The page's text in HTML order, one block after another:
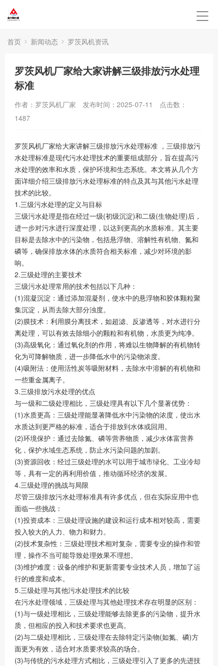
首页 新闻动态 罗茨风机资讯
罗茨风机厂家给大家讲解三级排放污水处理
标准
作者：罗茨风机厂家 发布时间：2025-07-11
点击数：
1487
罗茨风机厂家给大家讲解三级排放污水处理标准 ，三级排放污
水处理标准是现代污水处理技术的重要组成部分，旨在提高污
水处理的效率和水质，保护环境和生态系统。本文将从几个方
面详细介绍三级排放污水处理标准的特点及其与其他污水处理
技术的比较。
1.三级污水处理的定义与目标
三级污水处理是指在经过一级(初级沉淀)和二级(生物处理)后，
进一步对污水进行深度处理，以达到更高的水质标准。其主要
目标是去除水中的污染物，包括悬浮物、溶解性有机物、氮和
磷等，确保排放水体的水质符合相关标准，减少对环境的影
响。
2.三级处理的主要技术
三级污水处理常用的技术包括以下几种：
(1)混凝沉淀：通过添加混凝剂，使水中的悬浮物和胶体颗粒聚
集沉淀，从而去除大部分浊度。
(2)膜技术：利用膜分离技术，如超滤、反渗透等，对水进行分
离处理，可以有效去除细小的颗粒和有机物，水质更为纯净。
(3)高级氧化：通过氧化剂的作用，将难以生物降解的有机物转
化为可降解物质，进一步降低水中的污染物浓度。
(4)吸附法：使用活性炭等吸附材料，去除水中溶解的有机物和
一些重金属离子。
3.三级排放污水处理的优点
与一级和二级处理相比，三级处理具有以下几个显著优势：
(1)水质更高：三级处理能显著降低水中污染物的浓度，使出水
水质达到更严格的标准，适合于排放到水体或回用。
(2)环境保护：通过去除氮、磷等营养物质，减少水体富营养
化，保护水域生态系统，防止水污染问题的加剧。
(3)资源回收：经过三级处理的水可以用于城市绿化、工业冷却
等，具有一定的再利用价值，推动循环经济的发展。
4.三级处理的挑战与局限
尽管三级排放污水处理标准具有许多优点，但在实际应用中也
面临一些挑战：
(1)投资成本：三级处理设施的建设和运行成本相对较高，需要
投入较大的人力、物力和财力。
(2)技术复杂性：三级处理技术相对复杂，需要专业的操作和管
理，操作不当可能导致处理效果不理想。
(3)维护难度：设备的维护和更新需要专业技术人员，增加了运
行的难度和成本。
5.三级处理与其他污水处理技术的比较
在污水处理领域，三级处理与其他处理技术存在明显的区别：
(1)与一级处理相比，三级处理能够去除更多的污染物，提升水
质，但相应的投入和技术要求也更高。
(2)与二级处理相比，三级处理在去除特定污染物(如氮、磷)方
面更为有效，适合对水质要求较高的场合。
(3)与传统的污水处理方式相比，三级处理引入了更多的先进技